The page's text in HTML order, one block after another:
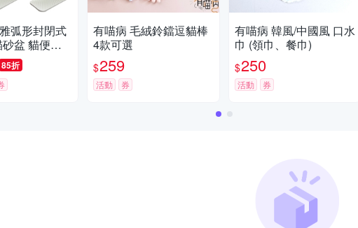
弧形封閉式
盆 貓便盆
85折
有喵病 毛絨鈴鐺逗貓棒
4款可選
$259
活動 券
有喵病 韓風/中國風 口水
巾 (領巾、餐巾)
$250
活動 券